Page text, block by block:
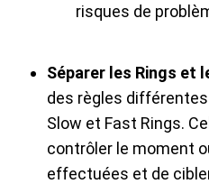
risques de
Séparer les Rings et
des règles
Slow et Fast Rings.
contrôler le moment
effectuées et de